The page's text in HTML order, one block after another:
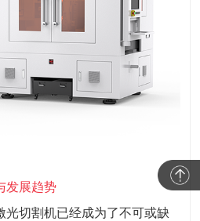
发展趋势
光切割机已经成为了不可或缺